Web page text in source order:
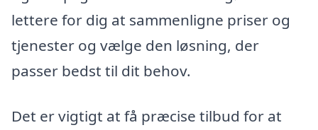
lettere for dig at sammenligne priser og
tjenester og vælge den løsning, der
passer bedst til dit behov.
Det er vigtigt at få præcise tilbud for at